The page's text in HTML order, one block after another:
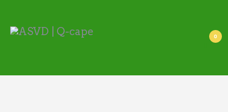
0
Wedstrijdzaken
Specials (G-korfbal)